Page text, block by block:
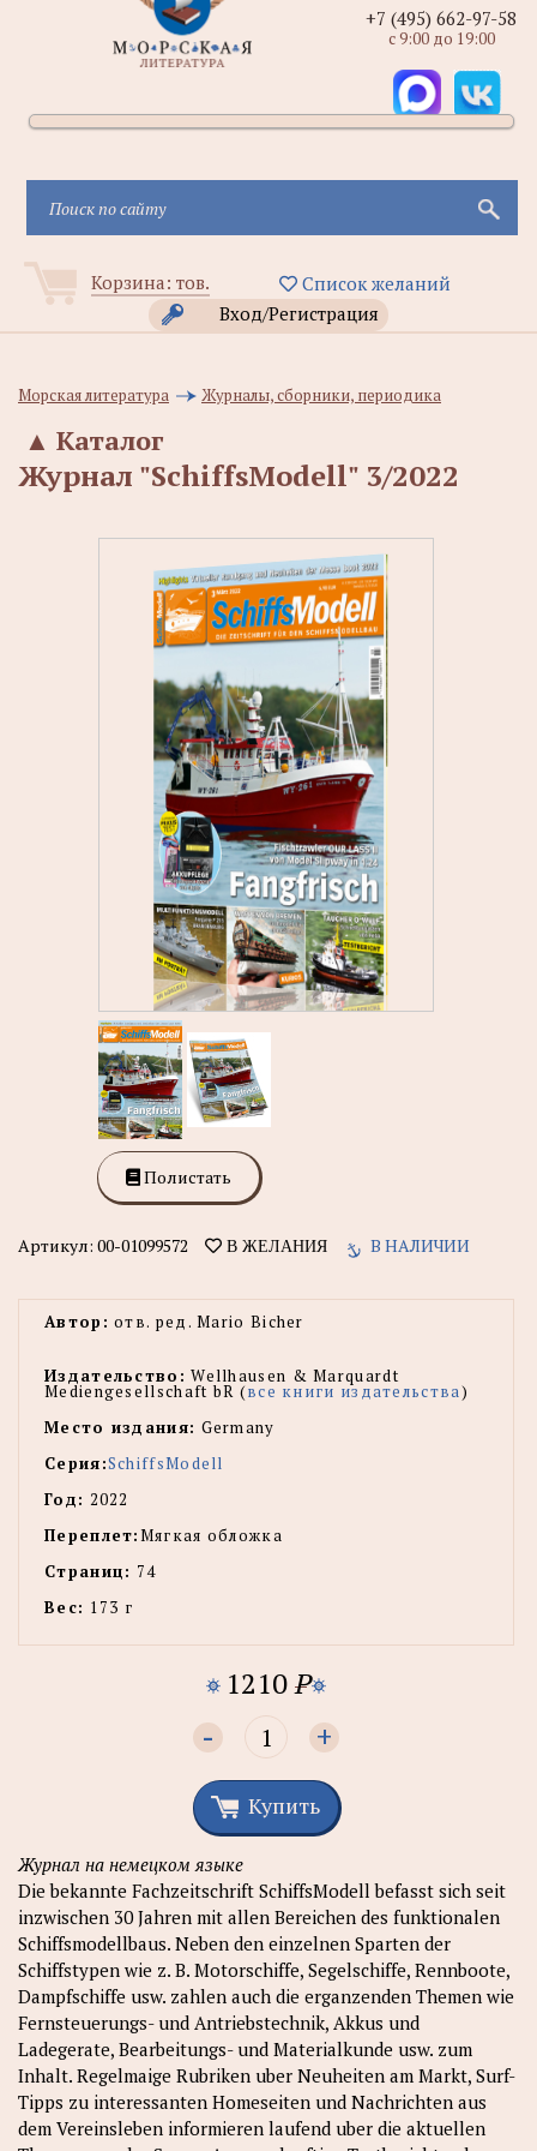
Корзина: тов.
Список желаний
Вход/Регистрация
+7 (495) 662-97-58
с 9:00 до 19:00
Морская литература Журналы, сборники, периодика
Каталог
▲
Журнал "SchiffsModell" 3/2022
Полистать
Артикул: 00-01099572 В ЖЕЛАНИЯ В НАЛИЧИИ
Автор: отв. ред. Mario Bicher
Издательство: Wellhausen & Marquardt
Mediengesellschaft bR (все книги издательства)
Место издания: Germany
Серия:SchiffsModell
Год: 2022
Переплет:Мягкая обложка
Страниц: 74
Вес: 173 г
1210P
- +
Купить
Журнал на немецком языке
Die bekannte Fachzeitschrift SchiffsModell befasst sich seit
inzwischen 30 Jahren mit allen Bereichen des funktionalen
Schiffsmodellbaus. Neben den einzelnen Sparten der
Schiffstypen wie z. B. Motorschiffe, Segelschiffe, Rennboote,
Dampfschiffe usw. zahlen auch die erganzenden Themen wie
Fernsteuerungs- und Antriebstechnik, Akkus und
Ladegerate, Bearbeitungs- und Materialkunde usw. zum
Inhalt. Regelmaige Rubriken uber Neuheiten am Markt, Surf-
Tipps zu interessanten Homeseiten und Nachrichten aus
dem Vereinsleben informieren laufend uber die aktuellen